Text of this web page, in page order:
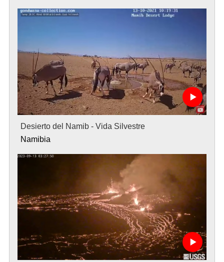
Desierto del Namib - Vida Silvestre
Namibia